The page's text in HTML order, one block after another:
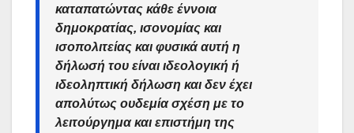
καταπατώντας κάθε έννοια
δημοκρατίας, ισονομίας και
ισοπολιτείας και φυσικά αυτή η
δήλωσή του είναι ιδεολογική ή
ιδεοληπτική δήλωση και δεν έχει
απολύτως ουδεμία σχέση με το
λειτούργημα και επιστήμη της